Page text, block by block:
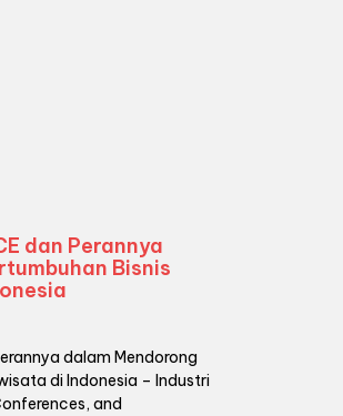
dan Perannya
Bisnis
dalam Mendorong
di Indonesia – Industri
and